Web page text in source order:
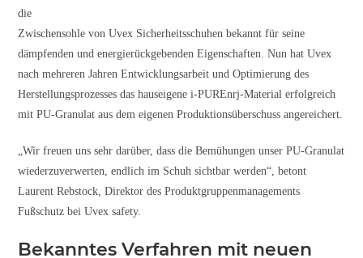
die
Zwischensohle von Uvex Sicherheitsschuhen bekannt für seine
dämpfenden und energierückgebenden Eigenschaften. Nun hat Uvex
nach mehreren Jahren Entwicklungsarbeit und Optimierung des
Herstellungsprozesses das hauseigene i-PUREnrj-Material erfolgreich
mit PU-Granulat aus dem eigenen Produktionsüberschuss angereichert.
„Wir freuen uns sehr darüber, dass die Bemühungen unser PU-Granulat
wiederzuverwerten, endlich im Schuh sichtbar werden“, betont
Laurent Rebstock, Direktor des Produktgruppenmanagements
Fußschutz bei Uvex safety.
Bekanntes Verfahren mit neuen